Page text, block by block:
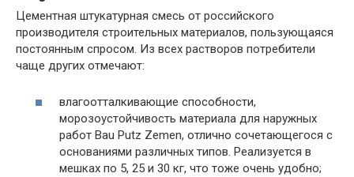
Цементная штукатурная смесь от российского
производителя строительных материалов, пользующаяся
постоянным спросом. Из всех растворов потребители
чаще других отмечают:
влагоотталкивающие способности,
морозоустойчивость материала для наружных
работ Bau Putz Zemen, отлично сочетающегося с
основаниями различных типов. Реализуется в
мешках по 5, 25 и 30 кг, что тоже очень удобно;